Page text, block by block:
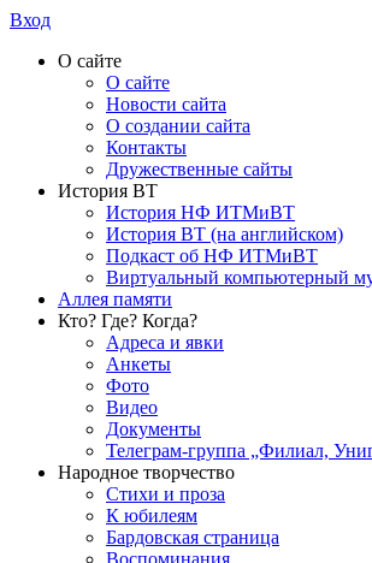
Вход
О сайте
О сайте
Новости сайта
О создании сайта
Контакты
Дружественные сайты
История ВТ
История НФ ИТМиВТ
История ВТ (на английском)
Подкаст об НФ ИТМиВТ
Виртуальный компьютерный
Аллея памяти
Кто? Где? Когда?
Адреса и явки
Анкеты
Фото
Видео
Документы
Телеграм-группа „Филиал,
Народное творчество
Стихи и проза
К юбилеям
Бардовская страница
Воспоминания